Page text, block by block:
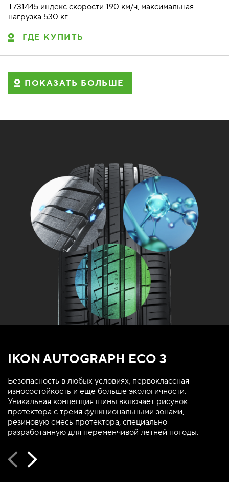
T731445 индекс скорости 190 км/ч, максимальная
нагрузка 530 кг
ГДЕ КУПИТЬ
ПОКАЗАТЬ БОЛЬШЕ
IKON AUTOGRAPH ECO 3
Безопасность в любых условиях, первоклассная
износостойкость и еще больше экологичности.
Уникальная концепция шины включает рисунок
протектора с тремя функциональными зонами,
резиновую смесь протектора, специально
разработанную для переменчивой летней погоды.